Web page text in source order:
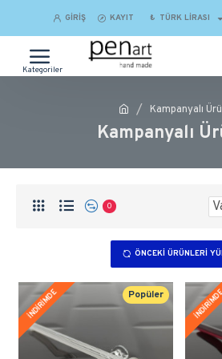
GIRIŞ KAYIT ₺ TÜRK LIRASI
Kampanyalı
Kampanyalı
0
ÖNCEKI ÜRÜNLERI
Popüler
İNDİRİMDE